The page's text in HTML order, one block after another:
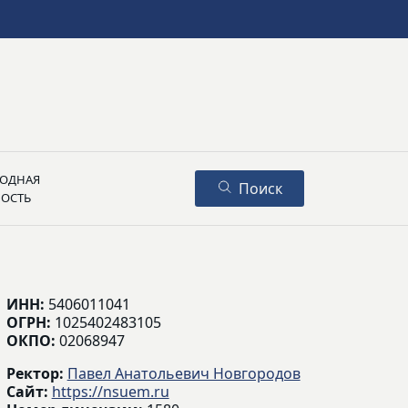
Поиск
ИНН: 5406011041
ОГРН: 1025402483105
ОКПО: 02068947
Ректор: Павел Анатольевич Новгородов
Сайт: https://nsuem.ru